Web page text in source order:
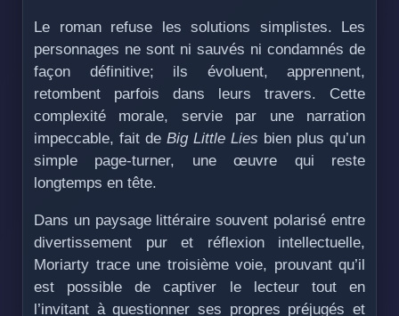
Le roman refuse les solutions simplistes. Les
personnages ne sont ni sauvés ni condamnés de
façon définitive; ils évoluent, apprennent,
retombent parfois dans leurs travers. Cette
complexité morale, servie par une narration
impeccable, fait de Big Little Lies bien plus qu’un
simple page-turner, une œuvre qui reste
longtemps en tête.
Dans un paysage littéraire souvent polarisé entre
divertissement pur et réflexion intellectuelle,
Moriarty trace une troisième voie, prouvant qu’il
est possible de captiver le lecteur tout en
l’invitant à questionner ses propres préjugés et